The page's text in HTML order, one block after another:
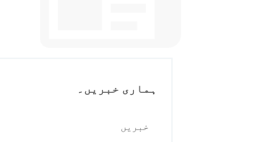
ہماری خبریں۔
خبریں